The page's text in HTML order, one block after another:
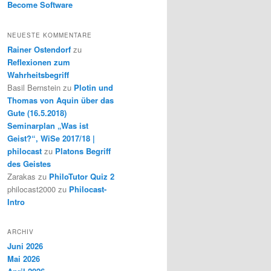
Become Software
NEUESTE KOMMENTARE
Rainer Ostendorf zu
Reflexionen zum
Wahrheitsbegriff
Basil Bernstein zu Plotin und
Thomas von Aquin über das
Gute (16.5.2018)
Seminarplan „Was ist
Geist?“, WiSe 2017/18 |
philocast zu Platons Begriff
des Geistes
Zarakas zu PhiloTutor Quiz 2
philocast2000 zu Philocast-
Intro
ARCHIV
Juni 2026
Mai 2026